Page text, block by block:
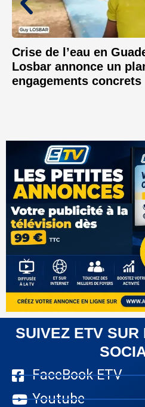
Crise de l’eau en
Losbar annonce un
engagements concrets
SUIVEZ ETV SUR
FaceBook ETV
Youtube